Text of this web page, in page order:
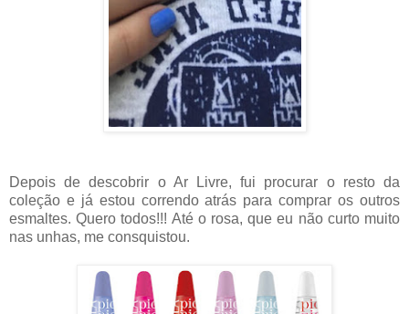
Depois de descobrir o Ar Livre, fui procurar o resto da
coleção e já estou correndo atrás para comprar os outros
esmaltes. Quero todos!!! Até o rosa, que eu não curto muito
nas unhas, me consquistou.